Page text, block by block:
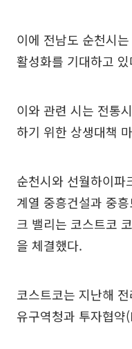
이에 전남도 순천시
활성화를 기대하고
이와 관련 시는 전통
하기 위한 상생대책
순천시와 선월하이파
계열 중흥건설과 중
크 밸리는 코스트코
을 체결했다.
코스트코는 지난해
유구역청과 투자협약